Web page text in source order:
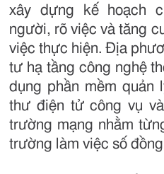
xây dựng kế hoạch
người, rõ việc và tăng
việc thực hiện. Địa
tư hạ tầng công nghệ
dụng phần mềm quản
thư điện tử công vụ
trường mạng nhằm
trường làm việc số